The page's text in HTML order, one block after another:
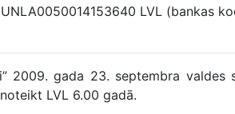
LVL (bankas
2009. gada 23. septembra valdes
LVL 6.00 gadā.